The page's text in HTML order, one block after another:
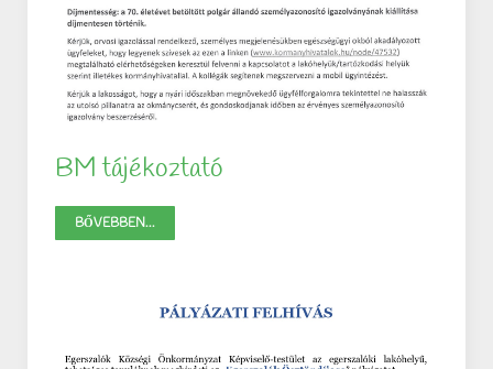
BM tájékoztató
BŐVEBBEN...